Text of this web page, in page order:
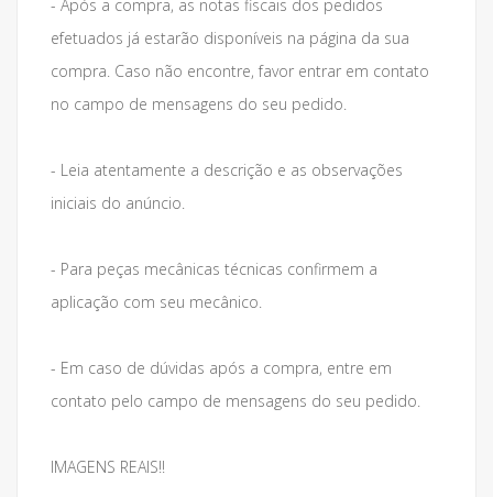
- Após a compra, as notas fiscais dos pedidos
efetuados já estarão disponíveis na página da sua
compra. Caso não encontre, favor entrar em contato
no campo de mensagens do seu pedido.
- Leia atentamente a descrição e as observações
iniciais do anúncio.
- Para peças mecânicas técnicas confirmem a
aplicação com seu mecânico.
- Em caso de dúvidas após a compra, entre em
contato pelo campo de mensagens do seu pedido.
IMAGENS REAIS!!